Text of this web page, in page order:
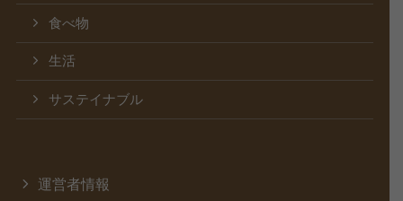
食べ物
生活
サステイナブル
運営者情報